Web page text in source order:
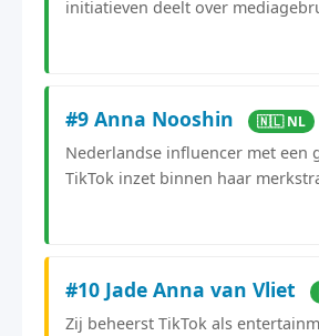
initiatieven deelt over
#9 Anna Nooshin 🇳🇱 NL
Nederlandse influencer met een
TikTok inzet binnen haar
#10 Jade Anna van Vliet
Zij beheerst TikTok als